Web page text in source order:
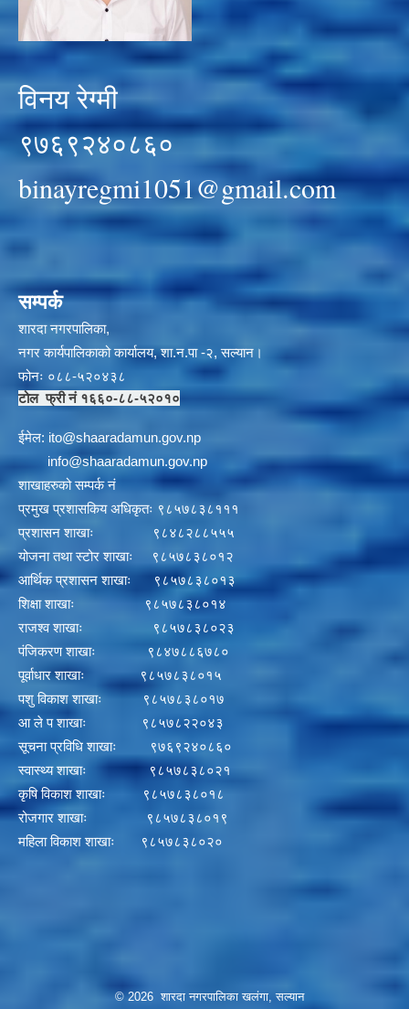
विनय रेग्मी
९७६९२४०८६०
binayregmi1051@gmail.com
सम्पर्क
शारदा नगरपालिका,
नगर कार्यपालिकाको कार्यालय, शा.न.पा -२, सल्यान।
फोनः ०८८-५२०४३८
टोल फ्री नं १६६०-८८-५२०१०
ईमेल: ito@shaaradamun.gov.np
info@shaaradamun.gov.np
शाखाहरुको सम्पर्क नं
प्रमुख प्रशासकिय अधिकृतः ९८५७८३८१११
प्रशासन शाखाः ९८४८२८८५५५
योजना तथा स्टोर शाखाः ९८५७८३८०१२
आर्थिक प्रशासन शाखाः ९८५७८३८०१३
शिक्षा शाखाः ९८५७८३८०१४
राजश्व शाखाः ९८५७८३८०२३
पंजिकरण शाखाः ९८४७८८६७८०
पूर्वाधार शाखाः ९८५७८३८०१५
पशु विकाश शाखाः ९८५७८३८०१७
आ ले प शाखाः ९८५७८२२०४३
सूचना प्रविधि शाखाः ९७६९२४०८६०
स्वास्थ्य शाखाः ९८५७८३८०२१
कृषि विकाश शाखाः ९८५७८३८०१८
रोजगार शाखाः ९८५७८३८०१९
महिला विकाश शाखाः ९८५७८३८०२०
© 2026 शारदा नगरपालिका खलंगा, सल्यान